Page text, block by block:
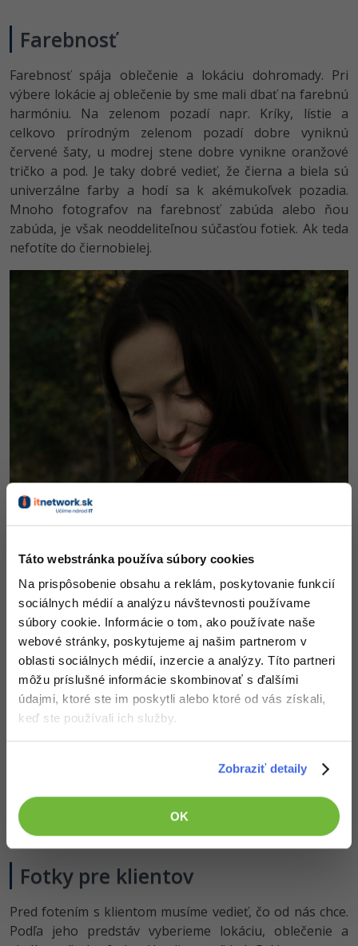
Táto webstránka používa súbory cookies
Na prispôsobenie obsahu a reklám, poskytovanie funkcií
sociálnych médií a analýzu návštevnosti používame
súbory cookie. Informácie o tom, ako používate naše
webové stránky, poskytujeme aj našim partnerom v
oblasti sociálnych médií, inzercie a analýzy. Títo partneri
môžu príslušné informácie skombinovať s ďalšími
údajmi, ktoré ste im poskytli alebo ktoré od vás získali,
keď ste používali ich služby.
Zobraziť detaily
OK
Farebnosť
Farebnosť spája oblečenie a lokáciu dohromady. Pri
výbere lokácie aj oblečenie by sme mali dbať na farebnú
harmóniu. Na zelenom pozadí napr. Kríky, lístie a
celkovo prírodným zelenom pozadí dobre vyniknú
červené šaty, u modrej stene dobre vynikne oranžové
tričko a pod. Je taky dobré vedieť, že čierna a biela sú
univerzálne farby a hodí sa k akémukoľvek pozadia.
Mnoho fotografov na farebnosť zabúda alebo ňou
zabúda, je však neoddeliteľnou súčasťou fotiek. Ak teda
nefotíte do čiernobielej.
zeleného pozadia a upútava divákovu pozornosť už od
prvého pohľadu.
Fotky pre klientov
Pred fotením s klientom musíme vedieť, čo od nás chce.
Podľa jeho predstáv vyberieme lokáciu, oblečenie a